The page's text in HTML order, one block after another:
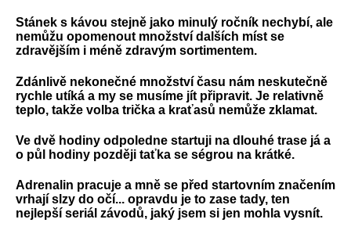
Stánek s kávou stejně jako minulý ročník nechybí, ale
nemůžu opomenout množství dalších míst se
zdravějším i méně zdravým sortimentem.
Zdánlivě nekonečné množství času nám neskutečně
rychle utíká a my se musíme jít připravit. Je relativně
teplo, takže volba trička a kraťasů nemůže zklamat.
Ve dvě hodiny odpoledne startuji na dlouhé trase já a
o půl hodiny později taťka se ségrou na krátké.
Adrenalin pracuje a mně se před startovním značením
vrhají slzy do očí... opravdu je to zase tady, ten
nejlepší seriál závodů, jaký jsem si jen mohla vysnít.